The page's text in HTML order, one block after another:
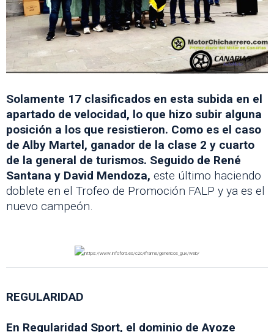
Solamente 17 clasificados en esta subida en el
apartado de velocidad, lo que hizo subir alguna
posición a los que resistieron. Como es el caso
de Alby Martel, ganador de la clase 2 y cuarto
de la general de turismos. Seguido de René
Santana y David Mendoza, este último haciendo
doblete en el Trofeo de Promoción FALP y ya es el
nuevo campeón.
REGULARIDAD
En Regularidad Sport, el dominio de Ayoze